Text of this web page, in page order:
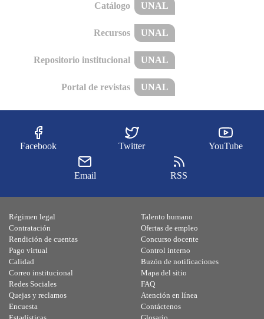
Catálogo UNAL
Recursos UNAL
Repositorio institucional UNAL
Portal de revistas UNAL
Facebook Twitter YouTube
Email RSS
Régimen legal
Contratación
Rendición de cuentas
Pago virtual
Calidad
Talento humano
Ofertas de empleo
Concurso docente
Control interno
Buzón de notificaciones
Correo institucional
Redes Sociales
Quejas y reclamos
Encuesta
Mapa del sitio
FAQ
Atención en línea
Contáctenos